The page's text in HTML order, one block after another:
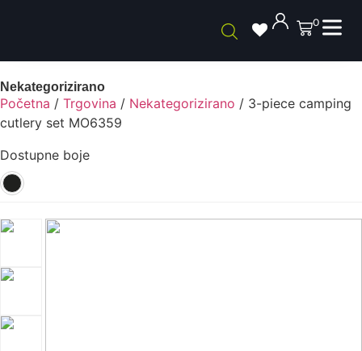
0
Nekategorizirano
Početna / Trgovina / Nekategorizirano / 3-piece camping
cutlery set MO6359
Dostupne boje